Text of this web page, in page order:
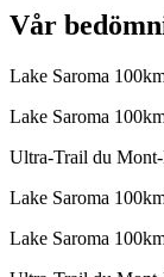
Vår
Lake Saroma
Lake Saroma
Ultra-Trail du
Lake Saroma
Lake Saroma